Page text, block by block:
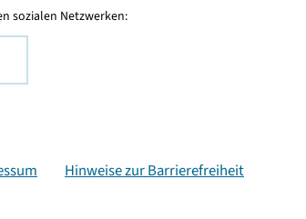
sozialen Netzwerken:
Hinweise zur Barrierefreiheit